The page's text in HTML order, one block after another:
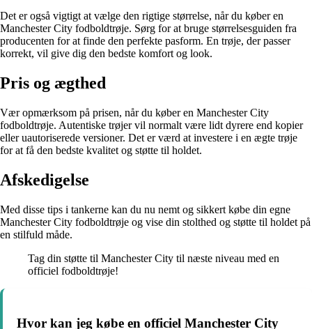
Det er også vigtigt at vælge den rigtige størrelse, når du køber en
Manchester City fodboldtrøje. Sørg for at bruge størrelsesguiden fra
producenten for at finde den perfekte pasform. En trøje, der passer
korrekt, vil give dig den bedste komfort og look.
Pris og ægthed
Vær opmærksom på prisen, når du køber en Manchester City
fodboldtrøje. Autentiske trøjer vil normalt være lidt dyrere end kopier
eller uautoriserede versioner. Det er værd at investere i en ægte trøje
for at få den bedste kvalitet og støtte til holdet.
Afskedigelse
Med disse tips i tankerne kan du nu nemt og sikkert købe din egne
Manchester City fodboldtrøje og vise din stolthed og støtte til holdet på
en stilfuld måde.
Tag din støtte til Manchester City til næste niveau med en
officiel fodboldtrøje!
Hvor kan jeg købe en officiel Manchester City